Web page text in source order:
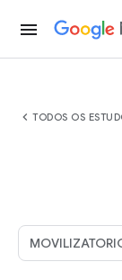
menu
chevron_left TODOS OS